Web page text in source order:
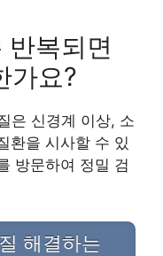
복되면
가요?
은 신경계 이상, 소
환을 시사할 수 있
방문하여 정밀 검
해결하는